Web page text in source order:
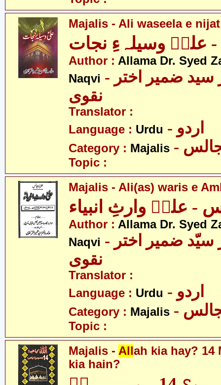
Majalis - Ali waseela e nijat
علیؑ وسیلہءِ نجات
Author : Allama Dr. Syed
Naqvi - علامہ ڈاکٹر سید ضمیر اختر
نقوی
Translator :
Language : Urdu - اردو
Category : Majalis
Topic :
Majalis - Ali(as) waris e
- علیؑ وارثِ انبیاء
Author : Allama Dr. Syed
Naqvi - علامہ ڈاکٹر سیّد ضمیر اختر
نقوی
Translator :
Language : Urdu - اردو
Category : Majalis
Topic :
Majalis - Allah kia hay? 14
kia hain?